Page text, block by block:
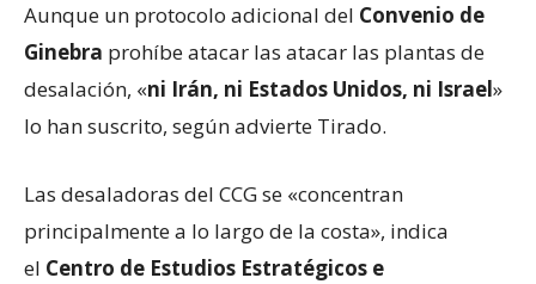
Aunque un protocolo adicional del Convenio de
Ginebra prohíbe atacar las atacar las plantas de
desalación, «ni Irán, ni Estados Unidos, ni Israel»
lo han suscrito, según advierte Tirado.
Las desaladoras del CCG se «concentran
principalmente a lo largo de la costa», indica
el Centro de Estudios Estratégicos e